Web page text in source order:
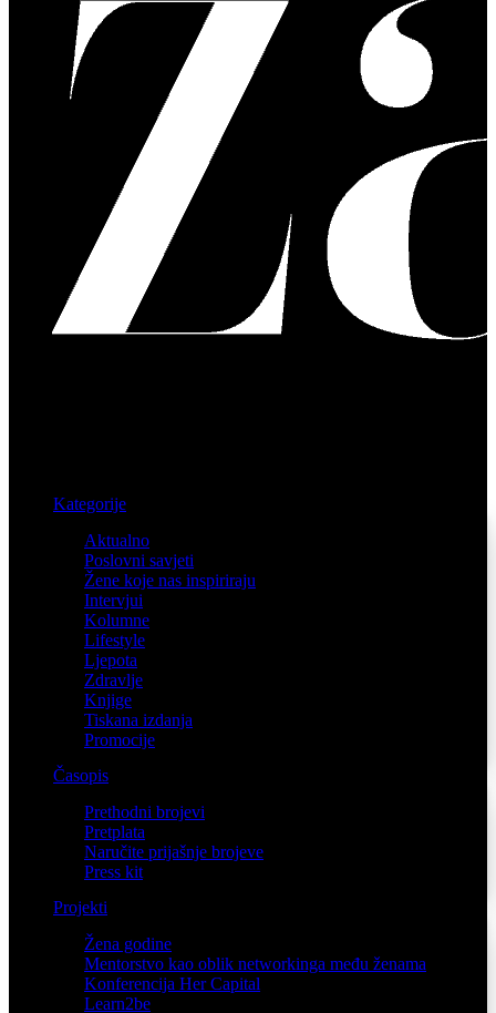
Kategorije
Aktualno
Poslovni savjeti
Žene koje nas inspiriraju
Intervjui
Kolumne
Lifestyle
Ljepota
Zdravlje
Knjige
Tiskana izdanja
Promocije
Časopis
Prethodni brojevi
Pretplata
Naručite prijašnje brojeve
Press kit
Projekti
Žena godine
Mentorstvo kao oblik networkinga među ženama
Konferencija Her Capital
Learn2be